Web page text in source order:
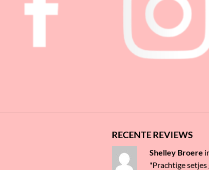
RECENTE REVIEWS
Shelley Broere
"Prachtige